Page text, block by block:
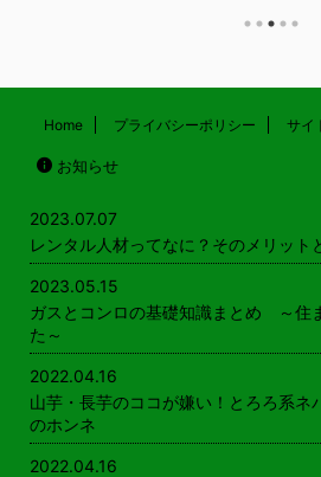
？ 記事を
キク科の野菜で、おなじキ
食べてます。 山芋・長い
は好 ...
Home プライバシーポリシー サイ
お知らせ
2023.07.07
レンタル人材ってなに？そのメリット
2023.05.15
ガスとコンロの基礎知識まとめ ～住
た～
2022.04.16
山芋・長芋のココが嫌い！とろろ系ネ
のホンネ
2022.04.16